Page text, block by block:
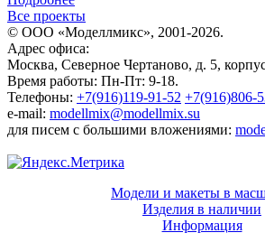
Все проекты
© ООО «Моделлмикс», 2001-2026.
Адрес офиса:
Москва, Северное Чертаново, д. 5,
Время работы: Пн-Пт: 9-18.
Телефоны: +7(916)119-91-52 +7(916)806-
e-mail: modellmix@modellmix.su
для писем с большими вложениями:
Модели и макеты в
Изделия в наличии
Информация